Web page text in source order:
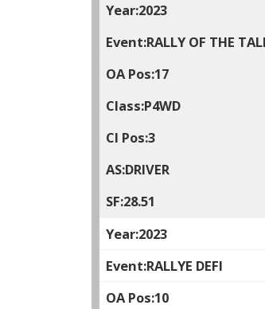
2023
RALLY OF THE
17
P4WD
3
DRIVER
28.51
2023
RALLYE DEFI
10